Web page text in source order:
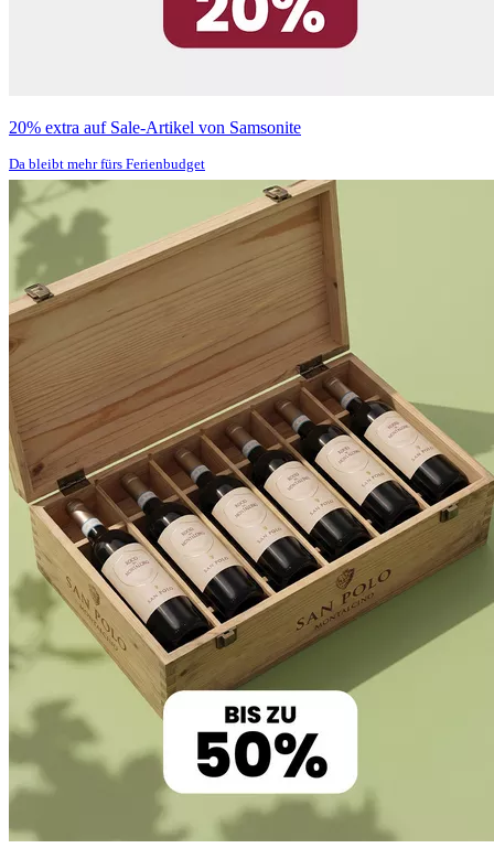
20% extra auf Sale-Artikel von Samsonite
Da bleibt mehr fürs Ferienbudget